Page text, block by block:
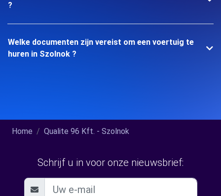
?
Welke documenten zijn vereist om een voertuig te
huren in Szolnok ?
Home Qualite 96 Kft. - Szolnok
Schrijf u in voor onze nieuwsbrief: